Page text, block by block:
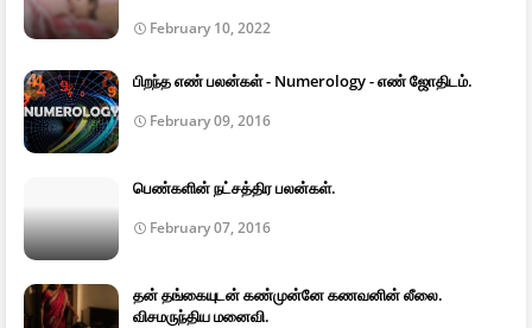
February 10, 2022
பிறந்த எண் பலன்கள் - Numerology - எண் ஜோதிடம்.
February 09, 2016
பெண்களின் நட்சத்திர பலன்கள்.
February 07, 2016
தன் தங்கையுடன் கண்முன்னே கணவனின் லீலை.
விசமருந்திய மனைவி.